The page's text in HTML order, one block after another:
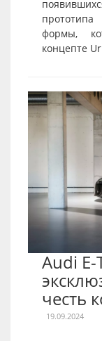
формы,
концепте
Audi
честь
19.09.2024